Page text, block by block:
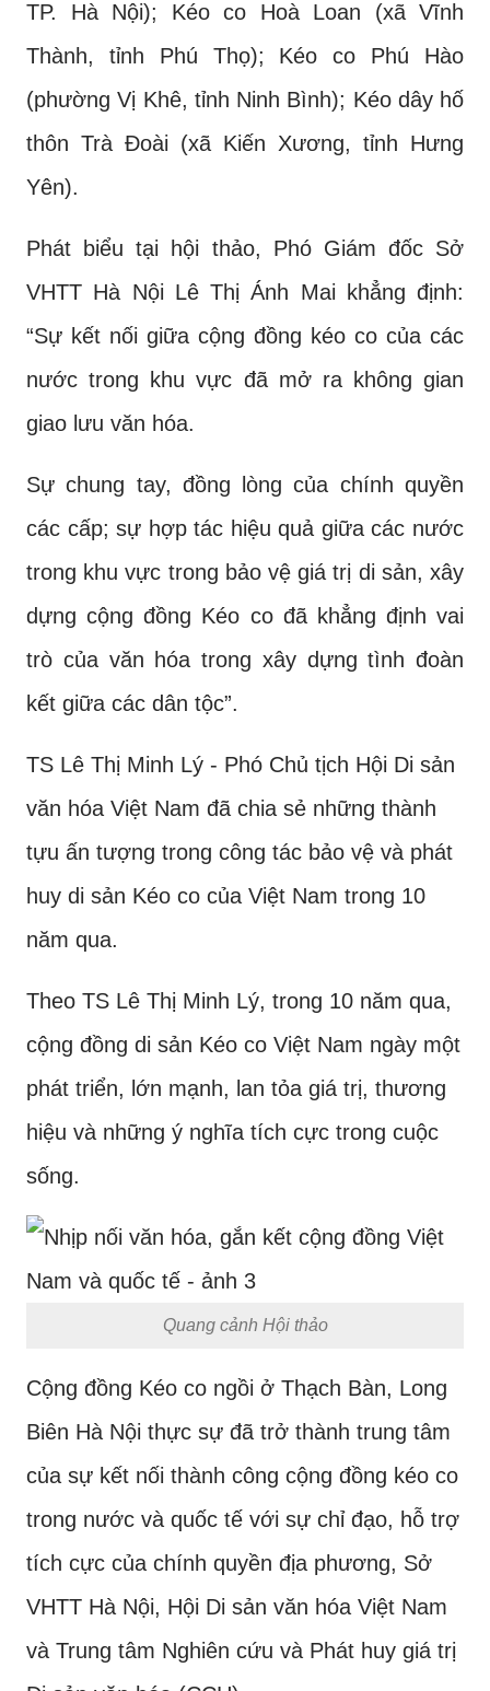
TP. Hà Nội); Kéo co Hoà Loan (xã Vĩnh
Thành, tỉnh Phú Thọ); Kéo co Phú Hào
(phường Vị Khê, tỉnh Ninh Bình); Kéo dây hố
thôn Trà Đoài (xã Kiến Xương, tỉnh Hưng
Yên).
Phát biểu tại hội thảo, Phó Giám đốc Sở
VHTT Hà Nội Lê Thị Ánh Mai khẳng định:
“Sự kết nối giữa cộng đồng kéo co của các
nước trong khu vực đã mở ra không gian
giao lưu văn hóa.
Sự chung tay, đồng lòng của chính quyền
các cấp; sự hợp tác hiệu quả giữa các nước
trong khu vực trong bảo vệ giá trị di sản, xây
dựng cộng đồng Kéo co đã khẳng định vai
trò của văn hóa trong xây dựng tình đoàn
kết giữa các dân tộc”.
TS Lê Thị Minh Lý - Phó Chủ tịch Hội Di sản
văn hóa Việt Nam đã chia sẻ những thành
tựu ấn tượng trong công tác bảo vệ và phát
huy di sản Kéo co của Việt Nam trong 10
năm qua.
Theo TS Lê Thị Minh Lý, trong 10 năm qua,
cộng đồng di sản Kéo co Việt Nam ngày một
phát triển, lớn mạnh, lan tỏa giá trị, thương
hiệu và những ý nghĩa tích cực trong cuộc
sống.
Quang cảnh Hội thảo
Cộng đồng Kéo co ngồi ở Thạch Bàn, Long
Biên Hà Nội thực sự đã trở thành trung tâm
của sự kết nối thành công cộng đồng kéo co
trong nước và quốc tế với sự chỉ đạo, hỗ trợ
tích cực của chính quyền địa phương, Sở
VHTT Hà Nội, Hội Di sản văn hóa Việt Nam
và Trung tâm Nghiên cứu và Phát huy giá trị